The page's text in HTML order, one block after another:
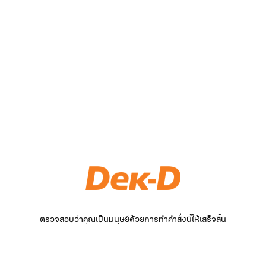
ตรวจสอบว่าคุณเป็นมนุษย์ด้วยการทำคำสั่งนี้ให้เสร็จสิ้น